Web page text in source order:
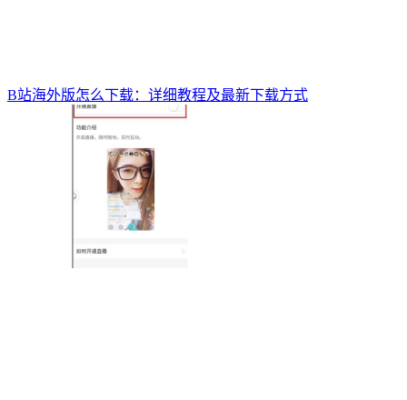
B站海外版怎么下载：详细教程及最新下载方式